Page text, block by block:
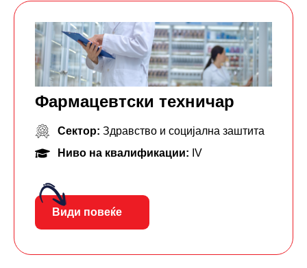
Фармацевтски тeхничар
Сектор: Здравство и социјална заштита
Ниво на квалификации: IV
Види повеќе